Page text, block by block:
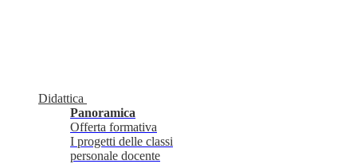
Didattica
Panoramica
Offerta formativa
I progetti delle classi
personale docente